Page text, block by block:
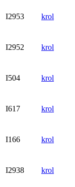
I2953 krol
I2952 krol
I504 krol
I617 krol
I166 krol
I2938 krol